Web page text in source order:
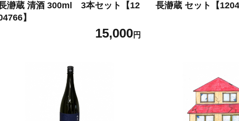
瀞蔵 清酒 300ml 3本セット【12
】
15,000円
長瀞蔵 セット【